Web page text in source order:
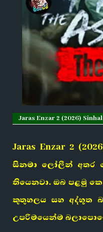
Jaras Enzar 2 (2026)
Jaras Enzar 2
සිනමා ලෝලීන් අතර
තියෙනවා. ඔබ පළමු
කුතුහලය සහ අද්භූත
උපරිමයෙන්ම